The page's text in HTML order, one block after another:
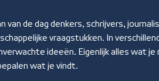
de dag denkers, schrijvers,
vraagstukken. In
ideeën. Eigenlijk alles wat je
wat je vindt.